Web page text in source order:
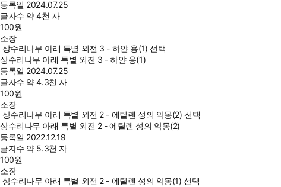
등록일 2024.07.25
글자수 약 4천 자
100원
소장
상수리나무 아래 특별 외전 3 - 하얀 용(1) 선택
상수리나무 아래 특별 외전 3 - 하얀 용(1)
등록일 2024.07.25
글자수 약 4.3천 자
100원
소장
상수리나무 아래 특별 외전 2 - 에틸렌 성의 악몽(2) 선택
상수리나무 아래 특별 외전 2 - 에틸렌 성의 악몽(2)
등록일 2022.12.19
글자수 약 5.3천 자
100원
소장
상수리나무 아래 특별 외전 2 - 에틸렌 성의 악몽(1) 선택